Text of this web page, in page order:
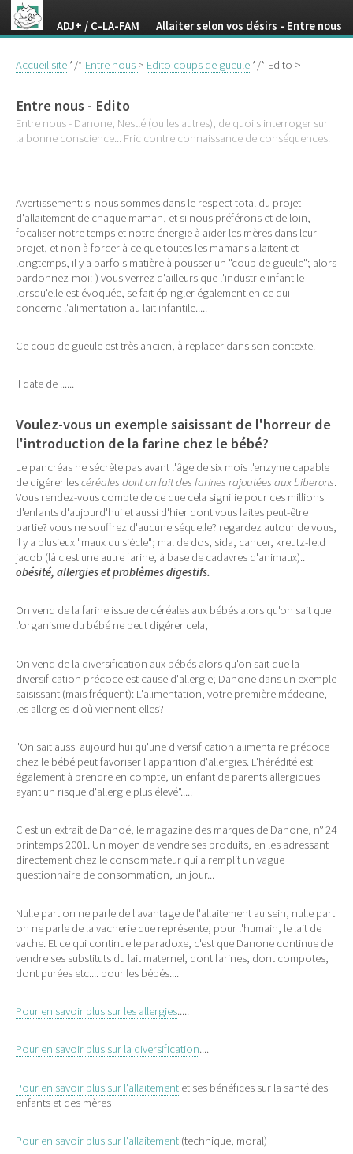
Accueil site*/* Entre nous > Edito coups de gueule*/* Edito >
Entre nous - Edito
Entre nous - Danone, Nestlé (ou les autres), de quoi s'interroger sur
la bonne conscience... Fric contre connaissance de conséquences.
Avertissement: si nous sommes dans le respect total du projet
d'allaitement de chaque maman, et si nous préférons et de loin,
focaliser notre temps et notre énergie à aider les mères dans leur
projet, et non à forcer à ce que toutes les mamans allaitent et
longtemps, il y a parfois matière à pousser un "coup de gueule"; alors
pardonnez-moi:-) vous verrez d'ailleurs que l'industrie infantile
lorsqu'elle est évoquée, se fait épingler également en ce qui
concerne l'alimentation au lait infantile.....
Ce coup de gueule est très ancien, à replacer dans son contexte.
Il date de ......
Voulez-vous un exemple saisissant de l'horreur de
l'introduction de la farine chez le bébé?
Le pancréas ne sécrète pas avant l'âge de six mois l'enzyme capable
de digérer lescéréales dont on fait des farines rajoutées aux biberons.
Vous rendez-vous compte de ce que cela signifie pour ces millions
d'enfants d'aujourd'hui et aussi d'hier dont vous faites peut-être
partie? vous ne souffrez d'aucune séquelle? regardez autour de vous,
il y a plusieux "maux du siècle"; mal de dos, sida, cancer, kreutz-feld
jacob (là c'est une autre farine, à base de cadavres d'animaux)..
obésité, allergies et problèmes digestifs.
On vend de la farine issue de céréales aux bébés alors qu'on sait que
l'organisme du bébé ne peut digérer cela;
On vend de la diversification aux bébés alors qu'on sait que la
diversification précoce est cause d'allergie; Danone dans un exemple
saisissant (mais fréquent): L'alimentation, votre première médecine,
les allergies-d'où viennent-elles?
"On sait aussi aujourd'hui qu'une diversification alimentaire précoce
chez le bébé peut favoriser l'apparition d'allergies. L'hérédité est
également à prendre en compte, un enfant de parents allergiques
ayant un risque d'allergie plus élevé".....
C'est un extrait de Danoé, le magazine des marques de Danone, n° 24
printemps 2001. Un moyen de vendre ses produits, en les adressant
directement chez le consommateur qui a remplit un vague
questionnaire de consommation, un jour...
Nulle part on ne parle de l'avantage de l'allaitement au sein, nulle part
on ne parle de la vacherie que représente, pour l'humain, le lait de
vache. Et ce qui continue le paradoxe, c'est que Danone continue de
vendre ses substituts du lait maternel, dont farines, dont compotes,
dont purées etc.... pour les bébés....
Pour en savoir plus sur les allergies.....
Pour en savoir plus sur la diversification....
Pour en savoir plus sur l'allaitement et ses bénéfices sur la santé des
enfants et des mères
Pour en savoir plus sur l'allaitement (technique, moral)
ADJ+ / C-LA-FAM Allaiter selon vos désirs - Entre nous